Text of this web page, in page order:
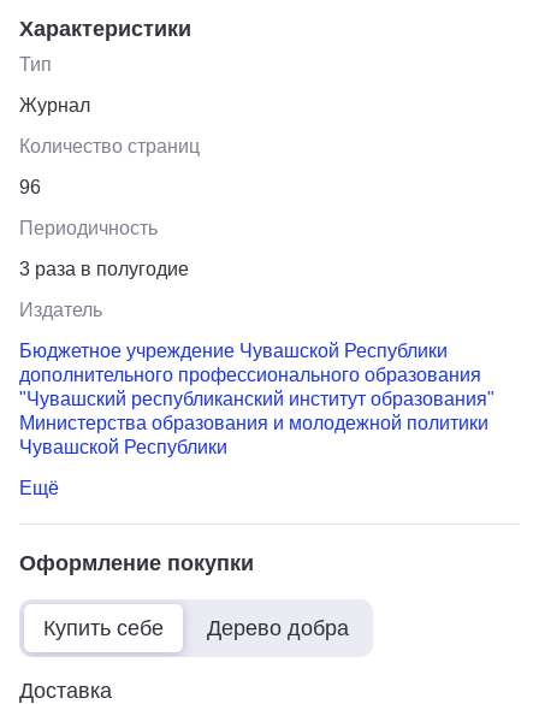
Характеристики
Тип
Журнал
Количество страниц
96
Периодичность
3 раза в полугодие
Издатель
Бюджетное учреждение Чувашской Республики
дополнительного профессионального образования
"Чувашский республиканский институт образования"
Министерства образования и молодежной политики
Чувашской Республики
Ещё
Оформление покупки
Купить себе Дерево добра
Доставка